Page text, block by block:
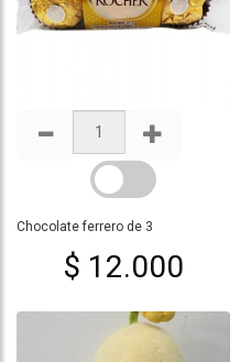
Chocolate ferrero de 3
$ 12.000